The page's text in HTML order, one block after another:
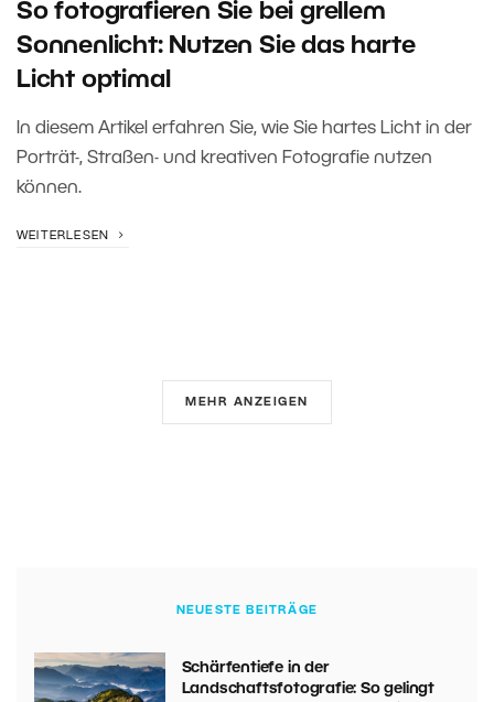
So fotografieren Sie bei grellem
Sonnenlicht: Nutzen Sie das harte
Licht optimal
In diesem Artikel erfahren Sie, wie Sie hartes Licht in der
Porträt-, Straßen- und kreativen Fotografie nutzen
können.
WEITERLESEN
MEHR ANZEIGEN
NEUESTE BEITRÄGE
Schärfentiefe in der
Landschaftsfotografie: So gelingt